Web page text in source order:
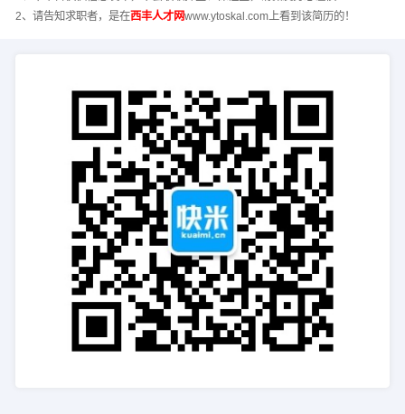
2、请告知求职者，是在西丰人才网www.ytoskal.com上看到该简历的！